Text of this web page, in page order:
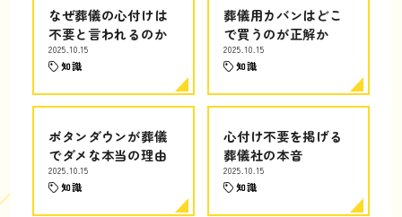
なぜ葬儀の心付けは
不要と言われるのか
2025.10.15
知識
葬儀用カバンはどこ
で買うのが正解か
2025.10.15
知識
ボタンダウンが葬儀
でダメな本当の理由
2025.10.15
知識
心付け不要を掲げる
葬儀社の本音
2025.10.15
知識